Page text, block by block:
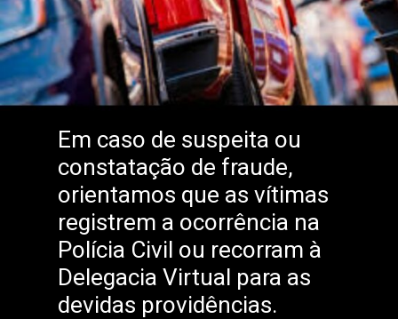
Em caso de suspeita ou
constatação de fraude,
orientamos que as vítimas
registrem a ocorrência na
Polícia Civil ou recorram à
Delegacia Virtual para as
devidas providências.